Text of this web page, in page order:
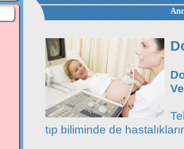
tıp biliminde de